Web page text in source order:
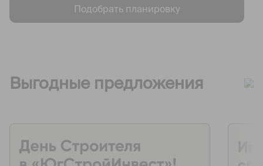
Подобрать планировку
Выгодные предложения